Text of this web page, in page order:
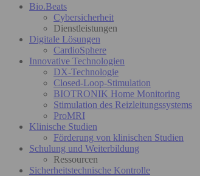
Bio.Beats
Cybersicherheit
Dienstleistungen
Digitale Lösungen
CardioSphere
Innovative Technologien
DX-Technologie
Closed-Loop-Stimulation
BIOTRONIK Home Monitoring
Stimulation des Reizleitungssystems
ProMRI
Klinische Studien
Förderung von klinischen Studien
Schulung und Weiterbildung
Ressourcen
Sicherheitstechnische Kontrolle